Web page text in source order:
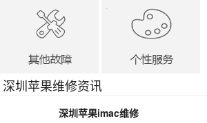
深圳苹果维修资讯
深圳苹果imac维修